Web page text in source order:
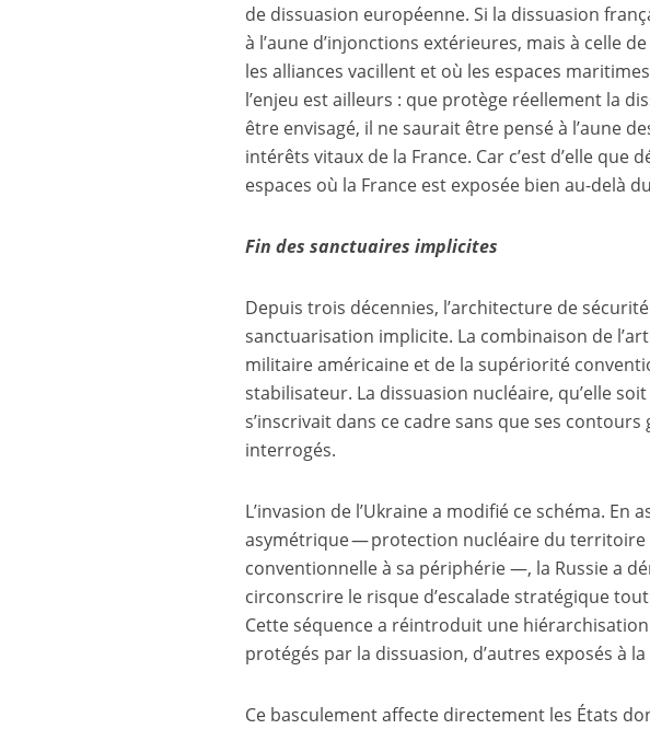
de dissuasion européenne. Si la dissuasion
à l’aune d’injonctions extérieures, mais à celle
les alliances vacillent et où les espaces
l’enjeu est ailleurs : que protège réellement la
être envisagé, il ne saurait être pensé à l’aune
intérêts vitaux de la France. Car c’est d’elle que
espaces où la France est exposée bien au-delà
Fin des sanctuaires implicites
Depuis trois décennies, l’architecture de
sanctuarisation implicite. La combinaison de
militaire américaine et de la supériorité
stabilisateur. La dissuasion nucléaire, qu’elle
s’inscrivait dans ce cadre sans que ses
interrogés.
L’invasion de l’Ukraine a modifié ce schéma.
asymétrique — protection nucléaire du
conventionnelle à sa périphérie —, la Russie a
circonscrire le risque d’escalade stratégique
Cette séquence a réintroduit une
protégés par la dissuasion, d’autres exposés à
Ce basculement affecte directement les États